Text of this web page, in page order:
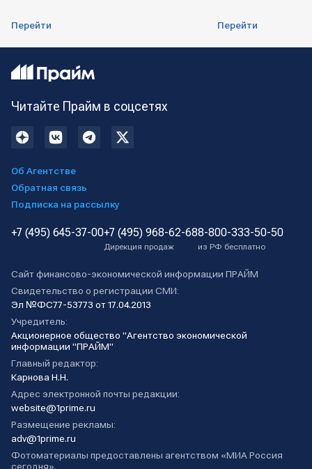
Перейти Перейти
Читайте Прайм в соцсетях
Об Агентстве
Обратная связь
Подписка на рассылку
+7 (495) 645-37-00+7 (495) 968-62-68
Дирекция продаж
8-800-333-50-50
из РФ бесплатно
Сайт финансово-экономической информации ПРАЙМ
Свидетельство о регистрации СМИ:
Эл №ФС77-53773 от 17.04.2013
Учредитель:
Акционерное общество "Агентство экономической
информации "ПРАЙМ"
Главный редактор:
Карнова Н.Н.
Адрес электронной почты редакции:
website@1prime.ru
Размещение рекламы:
adv@1prime.ru
Фотоматериалы предоставлены агентством «МИА Россия
сегодня».